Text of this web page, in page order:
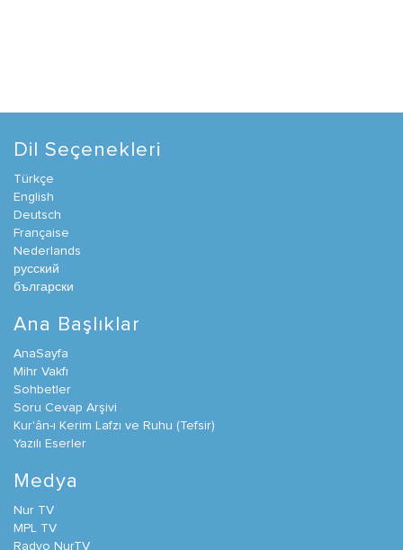
Dil Seçenekleri
Türkçe
English
Deutsch
Française
Nederlands
русский
български
Ana Başlıklar
AnaSayfa
Mihr Vakfı
Sohbetler
Soru Cevap Arşivi
Kur'ân-ı Kerim Lafzı ve Ruhu (Tefsir)
Yazılı Eserler
Medya
Nur TV
MPL TV
Radyo NurTV